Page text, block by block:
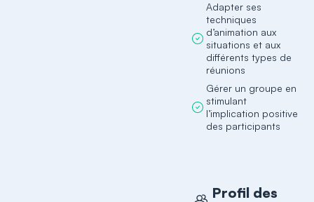
Adapter ses
techniques
d’animation aux
situations et aux
différents types de
réunions
Gérer un groupe en
stimulant
l’implication positive
des participants
Profil des